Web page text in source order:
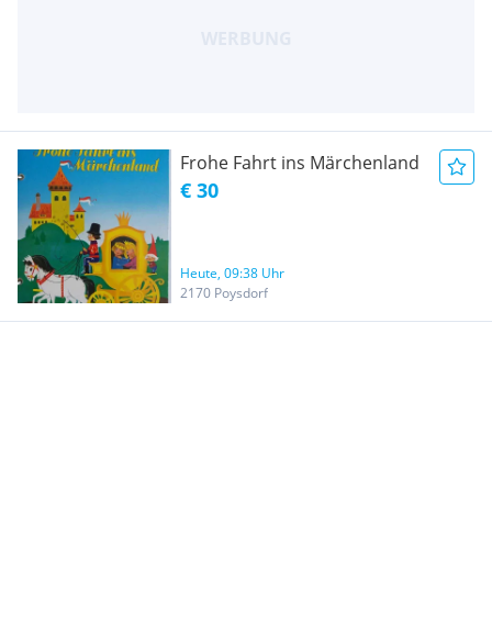
Frohe Fahrt ins Märchenland
€ 30
Heute, 09:38 Uhr
2170 Poysdorf